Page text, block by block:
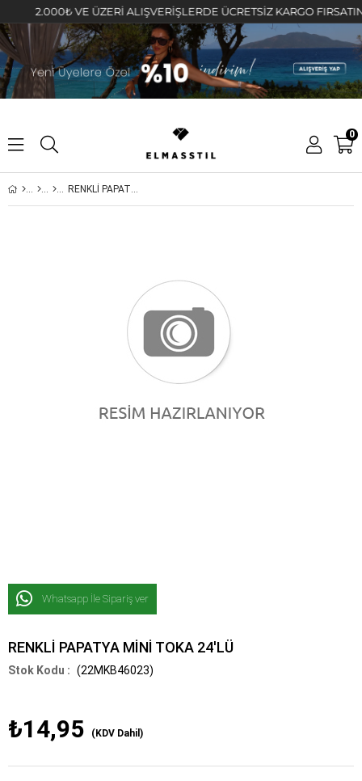
2.000₺ VE ÜZERİ ALIŞVERİŞLERDE ÜCRETSİZ KARGO FIRSATINI
0
RENKLİ PAPATYA MİNİ TOKA 24'LÜ
Whatsapp İle Sipariş ver
RENKLİ PAPATYA MİNİ TOKA 24'LÜ
(22MKB46023)
₺14,95 (KDV Dahil)